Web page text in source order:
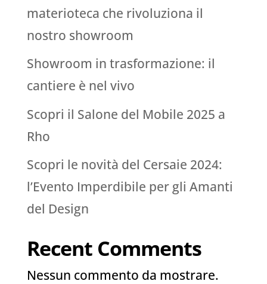
materioteca che rivoluziona il
nostro showroom
Showroom in trasformazione: il
cantiere è nel vivo
Scopri il Salone del Mobile 2025 a
Rho
Scopri le novità del Cersaie 2024:
l’Evento Imperdibile per gli Amanti
del Design
Recent Comments
Nessun commento da mostrare.